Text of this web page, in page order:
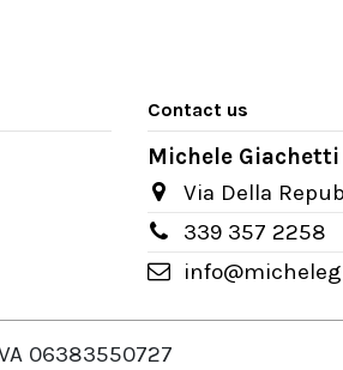
Contact us
Michele
Via Della
339 357 2258
06383550727